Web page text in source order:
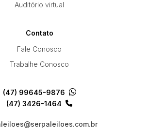
Auditório virtual
Contato
Fale Conosco
Trabalhe Conosco
(47) 99645-9876
(47) 3426-1464